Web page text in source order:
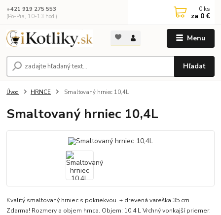
Menu
Hľadať
+421 919 275 553
(Po-Pia, 10-13 hod.)
0 ks
za 0 €
Úvod HRNCE Smaltovaný hrniec 10,4L
Smaltovaný hrniec 10,4L
Kvalitý smaltovaný hrniec s pokriekvou. + drevená vareška 35 cm
Zdarma! Rozmery a objem hrnca. Objem: 10,4 L Vrchný vonkajší priemer: